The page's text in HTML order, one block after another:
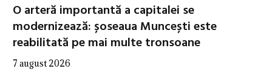
O arteră importantă a capitalei se
modernizează: șoseaua Muncești este
reabilitată pe mai multe tronsoane
7 august 2026